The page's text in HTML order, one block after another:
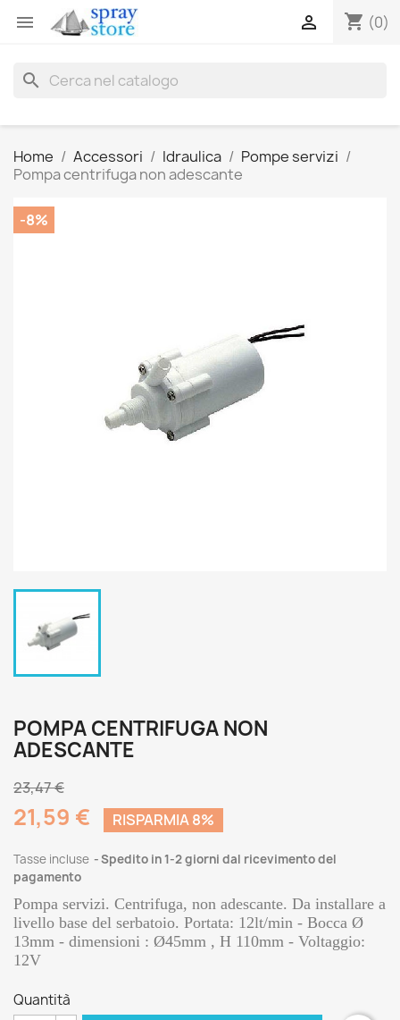
 shopping_cart (0)

search
Home Accessori Idraulica
Pompe servizi
Pompa centrifuga non adescante
-8%
POMPA CENTRIFUGA NON
ADESCANTE
23,47 €
21,59 € RISPARMIA 8%
Tasse incluse
Spedito in 1-2 giorni dal ricevimento del
pagamento
Pompa servizi. Centrifuga, non adescante. Da installare a
livello base del serbatoio. Portata: 12lt/min - Bocca Ø
13mm - dimensioni : Ø45mm , H 110mm - Voltaggio:
12V
Quantità